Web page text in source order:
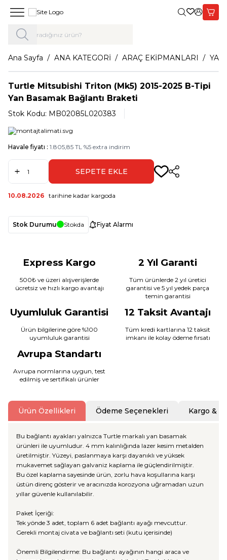
Giriş Yap,
Ana Sayfa ANA KATEGORİ ARAÇ EKİPMANLARI
Turtle Mitsubishi Triton (Mk5) 2015-2025 B-Tipi
Yan Basamak Bağlantı Braketi
Stok Kodu: MB02085L020383
Havale fiyatı : 1.805,85 TL %5 extra indirim
SEPETE EKLE Paylaş
10.08.2026 tarihine kadar kargoda
Stok Durumu Stokda Fiyat Alarmı
Express Kargo
500₺ ve üzeri alışverişlerde
ücretsiz ve hızlı kargo avantajı
2 Yıl Garanti
Tüm ürünlerde 2 yıl üretici
garantisi ve 5 yıl yedek parça
temin garantisi
Uyumluluk Garantisi
Ürün bilgilerine göre %100
uyumluluk garantisi
12 Taksit Avantajı
Tüm kredi kartlarına 12 taksit
imkanı ile kolay ödeme fırsatı
Avrupa Standartı
Avrupa normlarına uygun, test
edilmiş ve sertifikalı ürünler
Ürün Özellikleri Ödeme Seçenekleri Kargo &
Bu bağlantı ayakları yalnızca Turtle markalı yan basamak
ürünleri ile uyumludur. 4 mm kalınlığında lazer kesim metalden
üretilmiştir. Yüzeyi, paslanmaya karşı dayanıklı ve yüksek
mukavemet sağlayan galvaniz kaplama ile güçlendirilmiştir.
Bu özel kaplama sayesinde ürün, zorlu hava koşullarına karşı
üstün direnç gösterir ve aracınızda korozyona uğramadan uzun
yıllar güvenle kullanılabilir.
Paket İçeriği:
Tek yönde 3 adet, toplam 6 adet bağlantı ayağı mevcuttur.
Gerekli montaj civata ve bağlantı seti (kutu içerisinde)
Önemli Bilgilendirme: Bu bağlantı ayağının hangi araca ve